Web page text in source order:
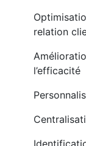
relation
l’efficacité